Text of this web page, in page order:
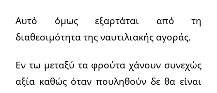
Αυτό όμως εξαρτάται από τη
διαθεσιμότητα της ναυτιλιακής αγοράς.
Εν τω μεταξύ τα φρούτα χάνουν συνεχώς
αξία καθώς όταν πουληθούν δε θα είναι